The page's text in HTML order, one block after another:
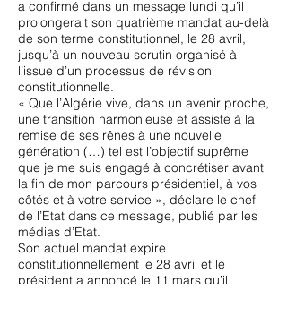
a confirmé dans un message lundi qu’il
prolongerait son quatrième mandat au-delà
de son terme constitutionnel, le 28 avril,
jusqu’à un nouveau scrutin organisé à
l’issue d’un processus de révision
constitutionnelle.
« Que l’Algérie vive, dans un avenir proche,
une transition harmonieuse et assiste à la
remise de ses rênes à une nouvelle
génération (…) tel est l’objectif suprême
que je me suis engagé à concrétiser avant
la fin de mon parcours présidentiel, à vos
côtés et à votre service », déclare le chef
de l’Etat dans ce message, publié par les
médias d’Etat.
Son actuel mandat expire
constitutionnellement le 28 avril et le
président a annoncé le 11 mars qu’il